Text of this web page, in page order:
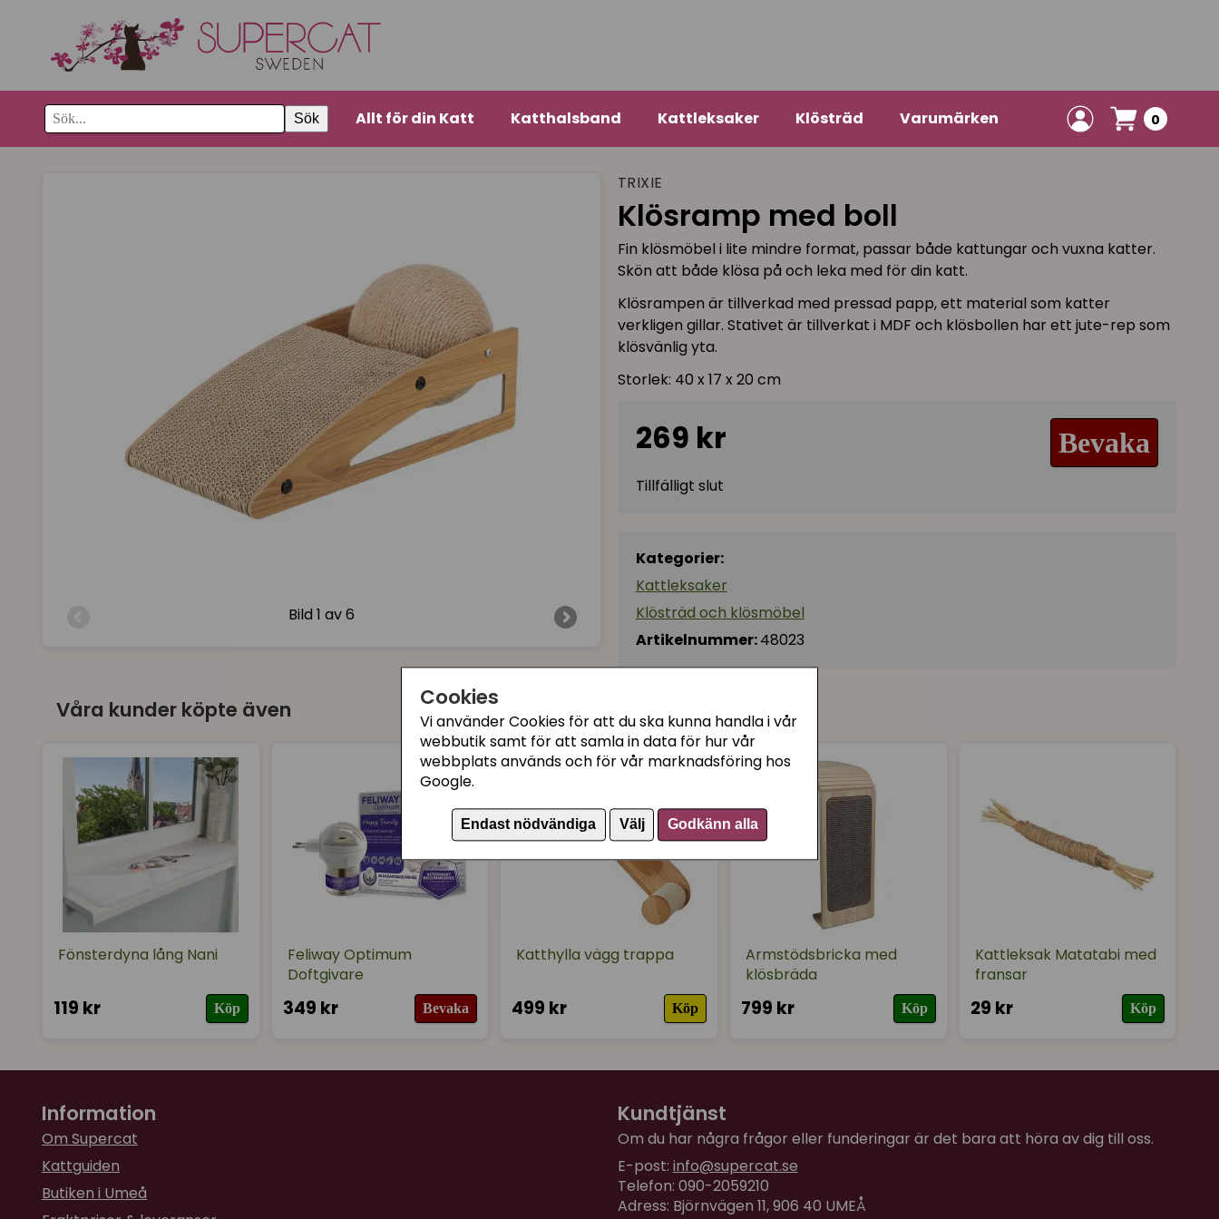
Cookies
Vi använder Cookies för att du ska kunna handla i vår
webbutik samt för att samla in data för hur vår
webbplats används och för vår marknadsföring hos
Google.
Endast nödvändiga Välj Godkänn alla
Sök Allt för din Katt Katthalsband Kattleksaker Klösträd Varumärken 0
Bild 1 av 6
TRIXIE
Klösramp med boll
Fin klösmöbel i lite mindre format, passar både kattungar och vuxna katter.
Skön att både klösa på och leka med för din katt.
Klösrampen är tillverkad med pressad papp, ett material som katter
verkligen gillar. Stativet är tillverkat i MDF och klösbollen har ett jute-rep som
klösvänlig yta.
Storlek: 40 x 17 x 20 cm
269 kr Bevaka
Tillfälligt slut
Kategorier:
Kattleksaker
Klösträd och klösmöbel
Artikelnummer:48023
Våra kunder köpte även
Fönsterdyna lång Nani
119 kr Köp
Feliway Optimum
Doftgivare
349 kr Bevaka
Katthylla vägg trappa
499 kr Köp
Armstödsbricka med
klösbräda
799 kr Köp
Kattleksak Matatabi med
fransar
29 kr Köp
Information
Om Supercat
Kattguiden
Butiken i Umeå
Kundtjänst
Om du har några frågor eller funderingar är det bara att höra av dig till oss.
E-post: info@supercat.se
Telefon: 090-2059210
Adress: Björnvägen 11, 906 40 UMEÅ